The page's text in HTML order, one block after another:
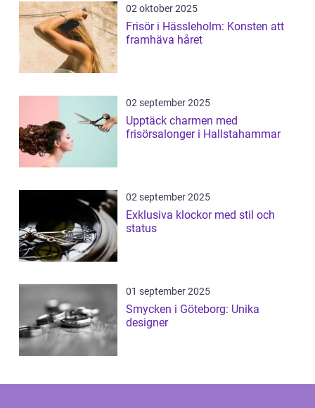
02 oktober 2025
Frisör i Hässleholm: Konsten att
framhäva håret
02 september 2025
Upptäck charmen med
frisörsalonger i Hallstahammar
02 september 2025
Exklusiva klockor med stil och
status
01 september 2025
Smycken i Göteborg: Unika
designer